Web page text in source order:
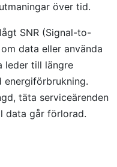
över tid.
SNR (Signal-to-
data eller använda
leder till längre
täta serviceärenden
data går förlorad.